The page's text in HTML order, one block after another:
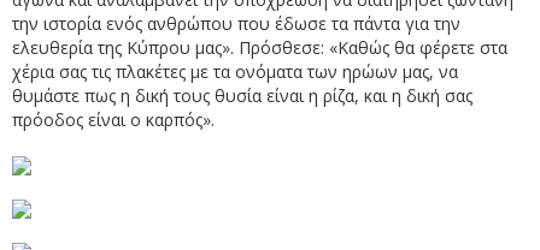
την ιστορία ενός ανθρώπου που έδωσε τα πάντα για την
ελευθερία της Κύπρου μας». Πρόσθεσε: «Καθώς θα φέρετε στα
χέρια σας τις πλακέτες με τα ονόματα των ηρώων μας, να
θυμάστε πως η δική τους θυσία είναι η ρίζα, και η δική σας
πρόοδος είναι ο καρπός».